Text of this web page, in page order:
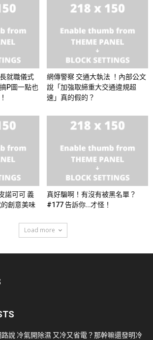
就職儀式
P圖一點也
網傳警察 交通大執法 ！內部公文
說「加強取締重大交通違規超
速」真的假的？
諾可可 義
創意美味
真好騙啊！有沒有被黑名單？
#177 告訴你…才怪！
Load more
路說 冷氣開除濕 又冷又省電？那幹嘛還發明冷